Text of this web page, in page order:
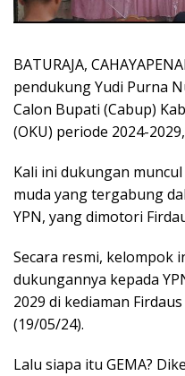
BATURAJA,
pendukung Yudi Purna
Calon Bupati (Cabup)
(OKU) periode 2024-
Kali ini dukungan
muda yang tergabung
YPN, yang dimotori
Secara resmi, kelompok
dukungannya kepada
2029 di kediaman
(19/05/24).
Lalu siapa itu GEMA?